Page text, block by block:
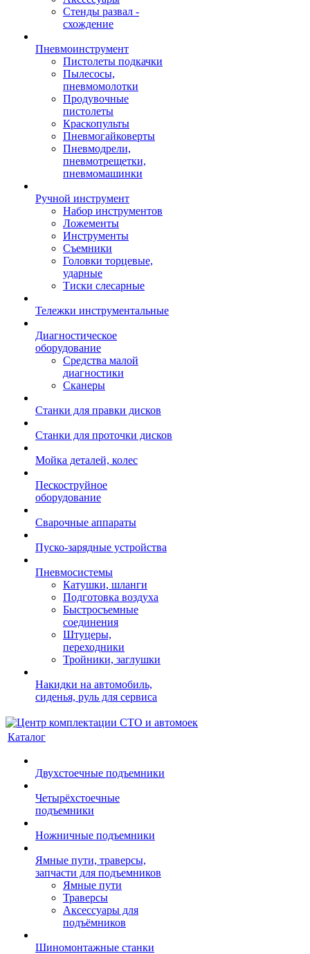
Стенды развал -
схождение
Пневмоинструмент
Пистолеты подкачки
Пылесосы,
пневмомолотки
Продувочные
пистолеты
Краскопульты
Пневмогайковерты
Пневмодрели,
пневмотрещетки,
пневмомашинки
Ручной инструмент
Набор инструментов
Ложементы
Инструменты
Съемники
Головки торцевые,
ударные
Тиски слесарные
Тележки инструментальные
Диагностическое
оборудование
Средства малой
диагностики
Сканеры
Станки для правки дисков
Станки для проточки дисков
Мойка деталей, колес
Пескоструйное
оборудование
Сварочные аппараты
Пуско-зарядные устройства
Пневмосистемы
Катушки, шланги
Подготовка воздуха
Быстросъемные
соединения
Штуцеры,
переходники
Тройники, заглушки
Накидки на автомобиль,
сиденья, руль для сервиса
Каталог
Двухстоечные подъемники
Четырёхстоечные
подъемники
Ножничные подъемники
Ямные пути, траверсы,
запчасти для подъемников
Ямные пути
Траверсы
Аксессуары для
подъёмников
Шиномонтажные станки